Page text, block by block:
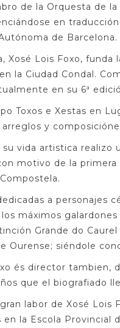
de la Orquesta de
en
de Barcelona.
Xosé Lois Foxo,
la Ciudad Condal.
en su 6ª
Toxos e Xestas en
y
vida artistica realizo
motivo de la
a personajes
máximos
Grande do
Ourense; siéndole
és director tambien,
que el biografiado
labor de Xosé
en la Escola Provincial